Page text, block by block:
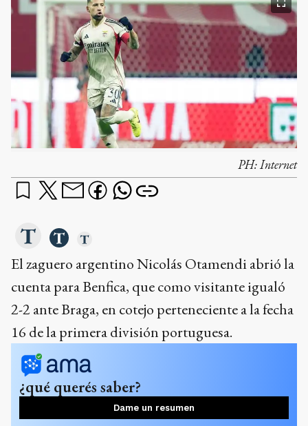
PH:Internet
El zaguero argentino Nicolás Otamendi abrió la
cuenta para Benfica, que como visitante igualó
2-2 ante Braga, en cotejo perteneciente a la fecha
16 de la primera división portuguesa.
¿qué querés saber?
Dame un resumen